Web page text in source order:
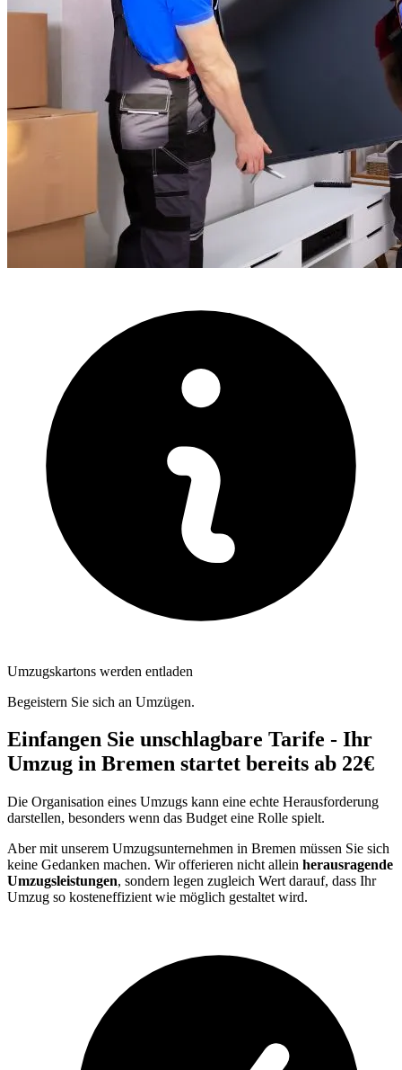
Umzugskartons werden entladen
Begeistern Sie sich an Umzügen.
Einfangen Sie unschlagbare Tarife - Ihr
Umzug in Bremen startet bereits ab 22€
Die Organisation eines Umzugs kann eine echte Herausforderung
darstellen, besonders wenn das Budget eine Rolle spielt.
Aber mit unserem Umzugsunternehmen in Bremen müssen Sie sich
keine Gedanken machen. Wir offerieren nicht allein herausragende
Umzugsleistungen, sondern legen zugleich Wert darauf, dass Ihr
Umzug so kosteneffizient wie möglich gestaltet wird.